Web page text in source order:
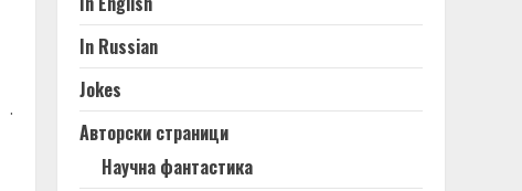
.
In Russian
Jokes
Авторски страници
Научна фантастика